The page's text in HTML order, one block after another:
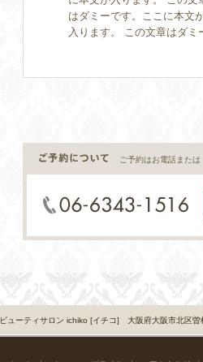
はダミーです。ここに本文
入ります。 この文章はダミ
ご予約はお電話また
ビューティサロン ichiko [イチコ] 大阪府大阪市北区